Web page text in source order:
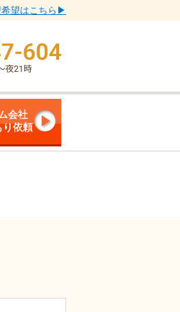
希望はこちら▶
会社
り依頼